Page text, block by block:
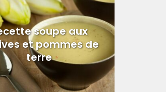
soupe aux
et pommes de
terre